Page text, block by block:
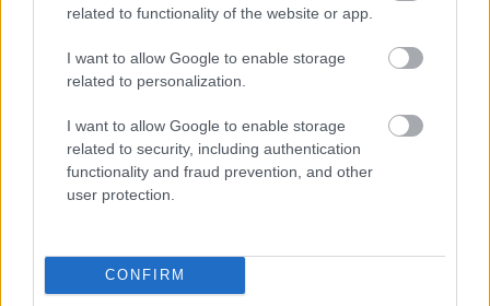
related to functionality of the website or app.
I want to allow Google to enable storage
related to personalization.
I want to allow Google to enable storage
related to security, including authentication
functionality and fraud prevention, and other
user protection.
CONFIRM